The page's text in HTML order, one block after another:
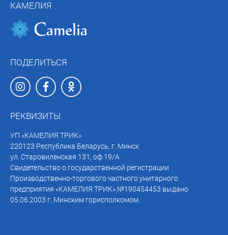
КАМЕЛИЯ
ПОДЕЛИТЬСЯ
РЕКВИЗИТЫ
УП «КАМЕЛИЯ ТРИК»
220123 Республика Беларусь, г. Минск
ул. Старовиленская 131, оф.19/А
Свидетельство о государственной регистрации
Производственно-торгового частного унитарного
предприятия «КАМЕЛИЯ ТРИК» №190454453 выдано
05.06.2003 г. Минским горисполкомом.